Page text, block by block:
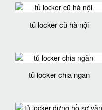
tủ locker cũ hà nội
tủ locker chia ngăn